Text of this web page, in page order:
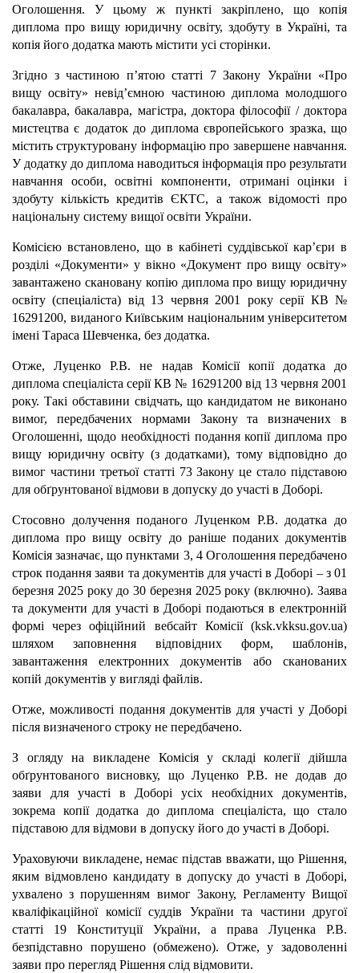
Оголошення. У цьому ж пункті закріплено, що копія
диплома про вищу юридичну освіту, здобуту в Україні, та
копія його додатка мають містити усі сторінки.
Згідно з частиною п’ятою статті 7 Закону України «Про
вищу освіту» невід’ємною частиною диплома молодшого
бакалавра, бакалавра, магістра, доктора філософії / доктора
мистецтва є додаток до диплома європейського зразка, що
містить структуровану інформацію про завершене навчання.
У додатку до диплома наводиться інформація про результати
навчання особи, освітні компоненти, отримані оцінки і
здобуту кількість кредитів ЄКТС, а також відомості про
національну систему вищої освіти України.
Комісією встановлено, що в кабінеті суддівської кар’єри в
розділі «Документи» у вікно «Документ про вищу освіту»
завантажено скановану копію диплома про вищу юридичну
освіту (спеціаліста) від 13 червня 2001 року серії КВ №
16291200, виданого Київським національним університетом
імені Тараса Шевченка, без додатка.
Отже, Луценко Р.В. не надав Комісії копії додатка до
диплома спеціаліста серії КВ № 16291200 від 13 червня 2001
року. Такі обставини свідчать, що кандидатом не виконано
вимог, передбачених нормами Закону та визначених в
Оголошенні, щодо необхідності подання копії диплома про
вищу юридичну освіту (з додатками), тому відповідно до
вимог частини третьої статті 73 Закону це стало підставою
для обґрунтованої відмови в допуску до участі в Доборі.
Стосовно долучення поданого Луценком Р.В. додатка до
диплома про вищу освіту до раніше поданих документів
Комісія зазначає, що пунктами 3, 4 Оголошення передбачено
строк подання заяви та документів для участі в Доборі – з 01
березня 2025 року до 30 березня 2025 року (включно). Заява
та документи для участі в Доборі подаються в електронній
формі через офіційний вебсайт Комісії (ksk.vkksu.gov.ua)
шляхом заповнення відповідних форм, шаблонів,
завантаження електронних документів або сканованих
копій документів у вигляді файлів.
Отже, можливості подання документів для участі у Доборі
після визначеного строку не передбачено.
З огляду на викладене Комісія у складі колегії дійшла
обґрунтованого висновку, що Луценко Р.В. не додав до
заяви для участі в Доборі усіх необхідних документів,
зокрема копії додатка до диплома спеціаліста, що стало
підставою для відмови в допуску його до участі в Доборі.
Ураховуючи викладене, немає підстав вважати, що Рішення,
яким відмовлено кандидату в допуску до участі в Доборі,
ухвалено з порушенням вимог Закону, Регламенту Вищої
кваліфікаційної комісії суддів України та частини другої
статті 19 Конституції України, а права Луценка Р.В.
безпідставно порушено (обмежено). Отже, у задоволенні
заяви про перегляд Рішення слід відмовити.